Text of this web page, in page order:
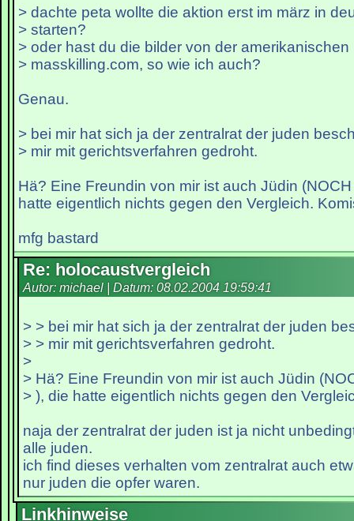
> dachte peta wollte die aktion erst im märz in
> starten?
> oder hast du die bilder von der amerikanischen
> masskilling.com, so wie ich auch?
Genau.
> bei mir hat sich ja der zentralrat der juden
> mir mit gerichtsverfahren gedroht.
Hä? Eine Freundin von mir ist auch Jüdin
hatte eigentlich nichts gegen den Vergleich.
mfg bastard
Re: holocaustvergleich
Autor: michael | Datum: 08.02.2004 19:59:41
> > bei mir hat sich ja der zentralrat der juden
> > mir mit gerichtsverfahren gedroht.
>
> Hä? Eine Freundin von mir ist auch Jüdin
> ), die hatte eigentlich nichts gegen den
naja der zentralrat der juden ist ja nicht
alle juden.
ich find dieses verhalten vom zentralrat auch
nur juden die opfer waren.
Linkhinweise